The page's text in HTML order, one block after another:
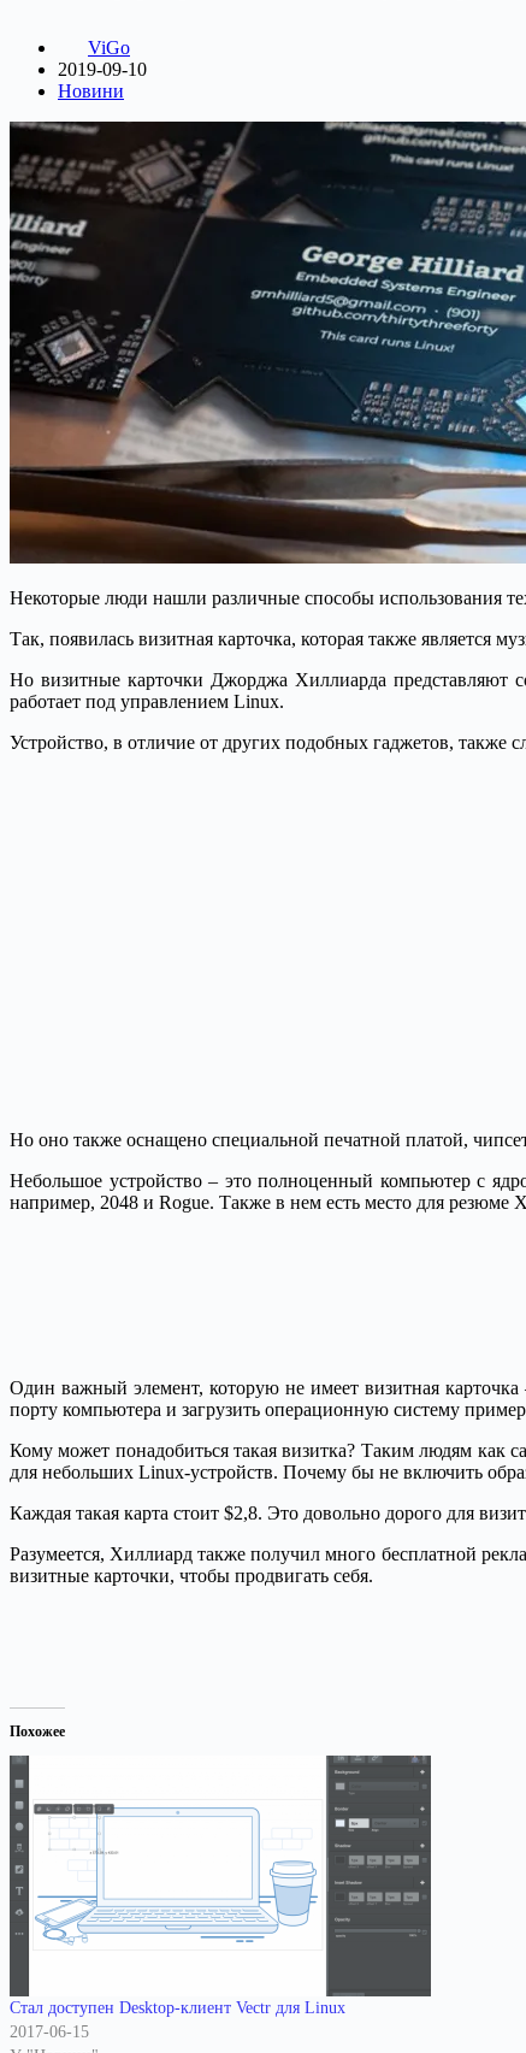
ViGo
2019-09-10
Новини
Некоторые люди нашли различные способы использования
Так, появилась визитная карточка, которая также является
Но визитные карточки Джорджа Хиллиарда представляют
работает под управлением Linux.
Устройство, в отличие от других подобных гаджетов, также
Но оно также оснащено специальной печатной платой,
Небольшое устройство – это полноценный компьютер с
например, 2048 и Rogue. Также в нем есть место для резюме
Один важный элемент, которую не имеет визитная
порту компьютера и загрузить операционную систему
Кому может понадобиться такая визитка? Таким людям как
для небольших Linux-устройств. Почему бы не включить
Каждая такая карта стоит $2,8. Это довольно дорого для
Разумеется, Хиллиард также получил много бесплатной
визитные карточки, чтобы продвигать себя.
Похожее
Стал доступен Desktop-клиент Vectr для Linux
2017-06-15